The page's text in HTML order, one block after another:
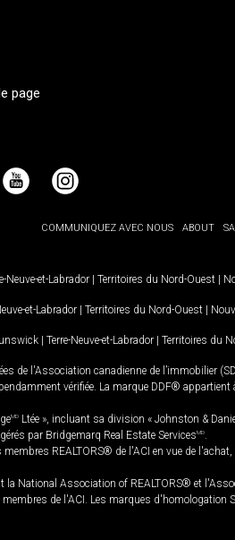
page
YouTubeInstagram
COMMUNIQUEZ AVEC NOUS ABOUT
Neuve-et-Labrador Territoires du Nord-Ouest
et-Labrador Territoires du Nord-Ouest
Terre-Neuve-et-Labrador Territoires du
de l'Association canadienne de l’immobilier
vérifiée. La marque DDF®
MD Ltée », incluant sa division « Johnston &
par Bridgemarq Real Estate ServicesMD.
REALTORS® de l'ACI en vue de
National Association of REALTORS® et
de l'ACI. Les marques